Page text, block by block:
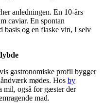
anledningen. En 10-års
caviar. En spontan
basis og en flaske vin, I selv
gastronomiske profil bygger
mødes. Hos by
mil, også for gæster der
mad.